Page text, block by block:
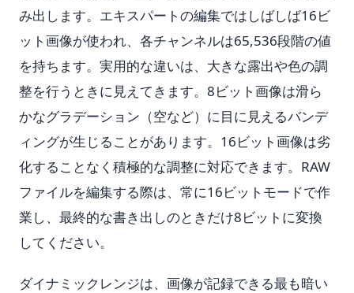
み出します。エキスパートの編集ではしばしば16ビ
ット画像が使われ、各チャンネルは65,536段階の値
を持ちます。実用的な違いは、大きな露出や色の調
整を行うときに見えてきます。8ビット画像は滑ら
かなグラデーション（空など）に目に見えるバンデ
ィングが生じることがあります。16ビット画像は劣
化することなく積極的な調整に対応できます。RAW
ファイルを編集する際は、常に16ビットモードで作
業し、最終的な書き出しのときだけ8ビットに変換
してください。
ダイナミックレンジは、画像が記録できる最も暗い